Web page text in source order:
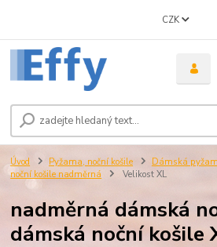
CZK
Úvod Pyžama, noční košile Dámská
noční košile nadměrná
Velikost XL
nadměrná dámská
dámská noční košile